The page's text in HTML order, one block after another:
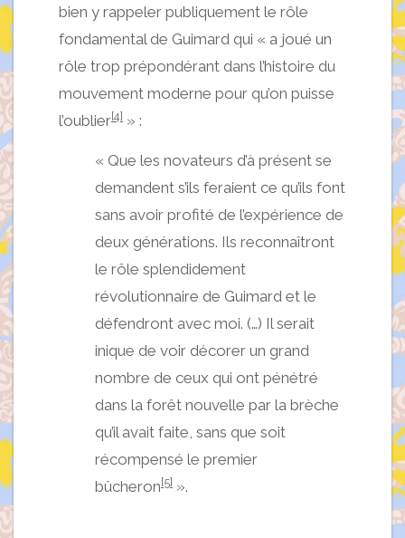
bien y rappeler publiquement le rôle
fondamental de Guimard qui « a joué un
rôle trop prépondérant dans l’histoire du
mouvement moderne pour qu’on puisse
l’oublier[4] » :
« Que les novateurs d’à présent se
demandent s’ils feraient ce qu’ils font
sans avoir profité de l’expérience de
deux générations. Ils reconnaîtront
le rôle splendidement
révolutionnaire de Guimard et le
défendront avec moi. (…) Il serait
inique de voir décorer un grand
nombre de ceux qui ont pénétré
dans la forêt nouvelle par la brèche
qu’il avait faite, sans que soit
récompensé le premier
bûcheron[5] ».